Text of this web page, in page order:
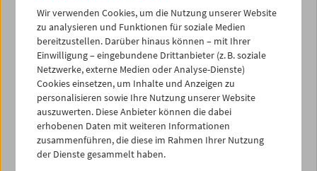
27
29 01
03
04
05 06 07 08 09
iCalender
Programmheft-PDF
English language or subtitles
< Vorherige Woche
Wir verwenden Cookies, um die Nutzung unserer Website
zu analysieren und Funktionen für soziale Medien
bereitzustellen. Darüber hinaus können – mit Ihrer
Einwilligung – eingebundene Drittanbieter (z. B. soziale
Netzwerke, externe Medien oder Analyse-Dienste)
Cookies einsetzen, um Inhalte und Anzeigen zu
personalisieren sowie Ihre Nutzung unserer Website
auszuwerten. Diese Anbieter können die dabei
erhobenen Daten mit weiteren Informationen
zusammenführen, die diese im Rahmen Ihrer Nutzung
der Dienste gesammelt haben.